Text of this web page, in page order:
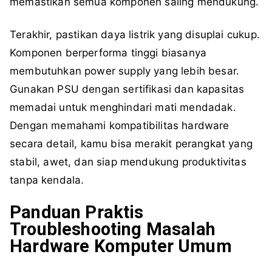
Terakhir, pastikan daya listrik yang disuplai cukup.
Komponen berperforma tinggi biasanya
membutuhkan power supply yang lebih besar.
Gunakan PSU dengan sertifikasi dan kapasitas
memadai untuk menghindari mati mendadak.
Dengan memahami kompatibilitas hardware
secara detail, kamu bisa merakit perangkat yang
stabil, awet, dan siap mendukung produktivitas
tanpa kendala.
Panduan Praktis
Troubleshooting Masalah
Hardware Komputer Umum